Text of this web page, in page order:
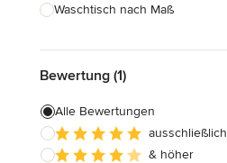
Waschtisch nach Maß
Gäste-WC Renovierung
Fugenlose Badezimmer
Badezimmereinbau
Bewertung (1)
Alle Bewertungen
ausschließlich
& höher